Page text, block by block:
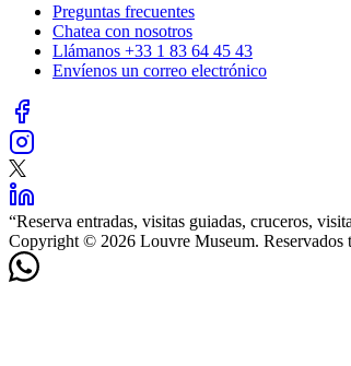
Preguntas frecuentes
Chatea con nosotros
Llámanos +33 1 83 64 45 43
Envíenos un correo electrónico
“Reserva entradas, visitas guiadas, cruceros,
Copyright © 2026 Louvre Museum. Reservados